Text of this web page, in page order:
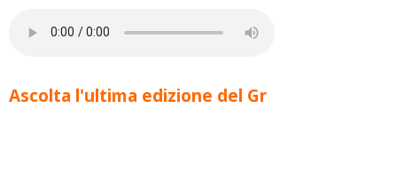
Ascolta l'ultima edizione del Gr